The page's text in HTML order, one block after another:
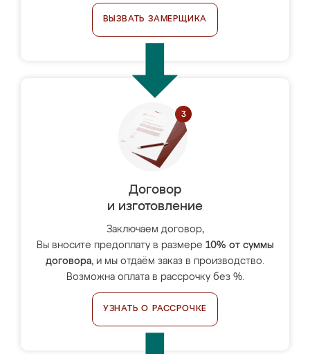
ВЫЗВАТЬ ЗАМЕРЩИКА
Договор
и изготовление
Заключаем договор,
Вы вносите предоплату в размере 10% от суммы
договора, и мы отдаём заказ в производство.
Возможна оплата в рассрочку без %.
УЗНАТЬ О РАССРОЧКЕ